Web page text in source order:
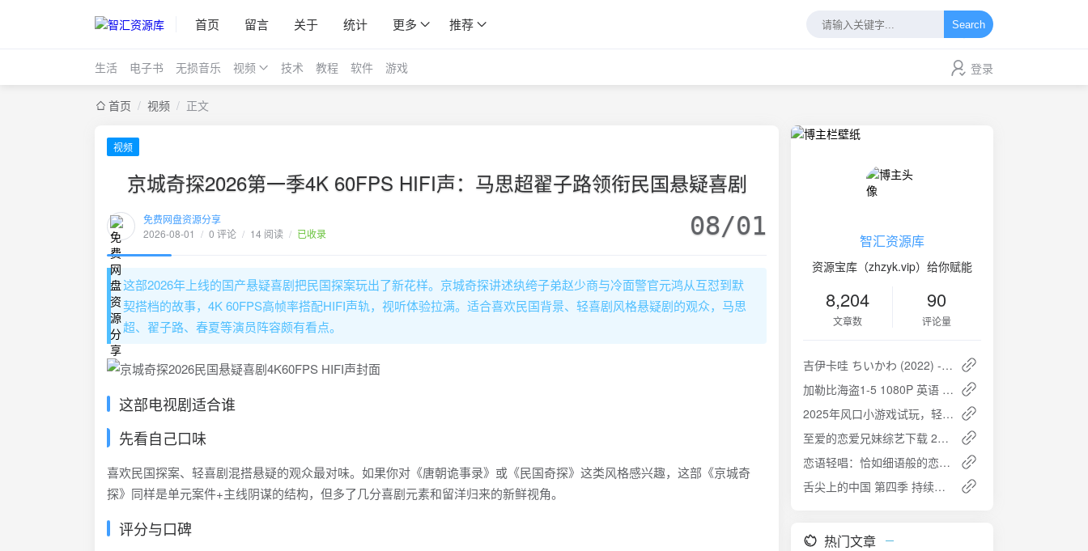
首页 留言 关于 统计 更多 推荐 Search
生活 电子书 无损音乐 视频 技术 教程 软件 游戏 登录
首页 / 视频 / 正文
视频
京城奇探2026第一季4K 60FPS HIFI声：马思超翟子路领衔民国悬疑喜剧
免费网盘资源分享
2026-08-01 / 0 评论 / 14 阅读 / 已收录 08/01
这部2026年上线的国产悬疑喜剧把民国探案玩出了新花样。京城奇探讲述纨绔子弟赵少商与冷面警官元鸿从互怼到默
契搭档的故事，4K 60FPS高帧率搭配HIFI声轨，视听体验拉满。适合喜欢民国背景、轻喜剧风格悬疑剧的观众，马思
超、翟子路、春夏等演员阵容颇有看点。
这部电视剧适合谁
先看自己口味
喜欢民国探案、轻喜剧混搭悬疑的观众最对味。如果你对《唐朝诡事录》或《民国奇探》这类风格感兴趣，这部《京城奇
探》同样是单元案件+主线阴谋的结构，但多了几分喜剧元素和留洋归来的新鲜视角。
评分与口碑
智汇资源库
资源宝库（zhzyk.vip）给你赋能
8,204
文章数
90
评论量
吉伊卡哇 ちいかわ (2022) - 可爱小动物的日常物语
加勒比海盗1-5 1080P 英语 中英双字
2025年风口小游戏试玩，轻松日入1000+，收益无上限，全新市场
至爱的恋爱兄妹综艺下载 2025
恋语轻唱：恰如细语般的恋歌 (2024)
舌尖上的中国 第四季 持续更新：美食与文化的盛宴再度来袭
热门文章